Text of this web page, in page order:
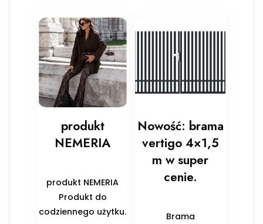
produkt
NEMERIA
produkt NEMERIA
Produkt do
codziennego użytku.
Nowość: brama
vertigo 4×1,5
m w super
cenie.
Brama